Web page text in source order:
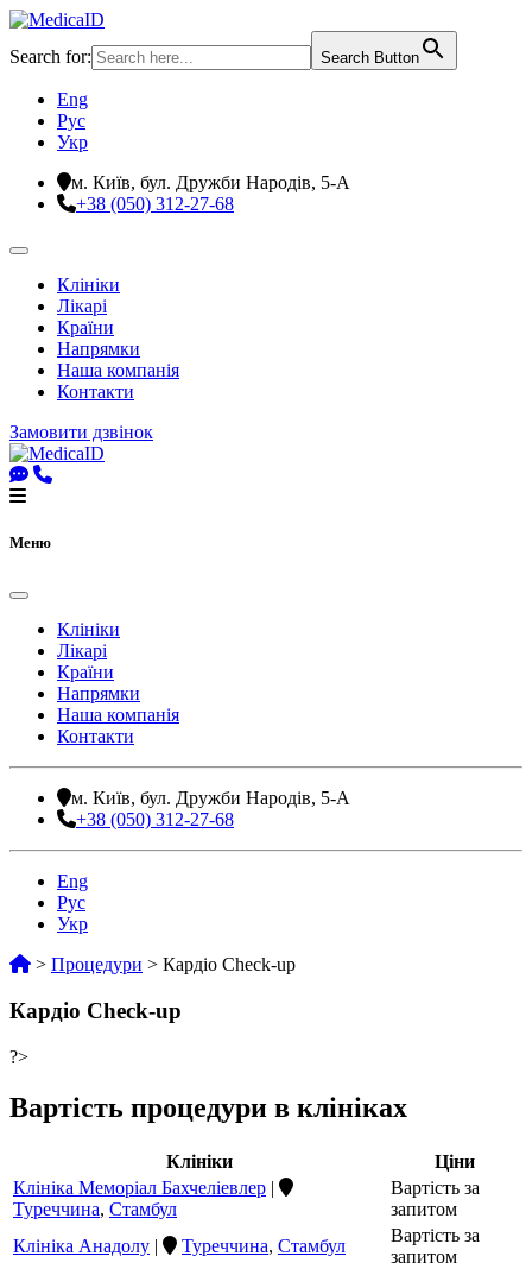
Search for: Search Button
Eng
Рус
Укр
м. Київ, бул. Дружби Народів, 5-А
+38 (050) 312-27-68
Клініки
Лікарі
Країни
Напрямки
Наша компанія
Контакти
Замовити дзвінок
Меню
Клініки
Лікарі
Країни
Напрямки
Наша компанія
Контакти
м. Київ, бул. Дружби Народів, 5-А
+38 (050) 312-27-68
Eng
Рус
Укр
> Процедури > Кардіо Check-up
Кардіо Check-up
?>
Вартість процедури в клініках
Клініки
Ціни
Клініка Меморіал Бахчеліевлер |
Туреччина, Стамбул
Вартість за
запитом
Клініка Анадолу | Туреччина, Стамбул
Вартість за
запитом